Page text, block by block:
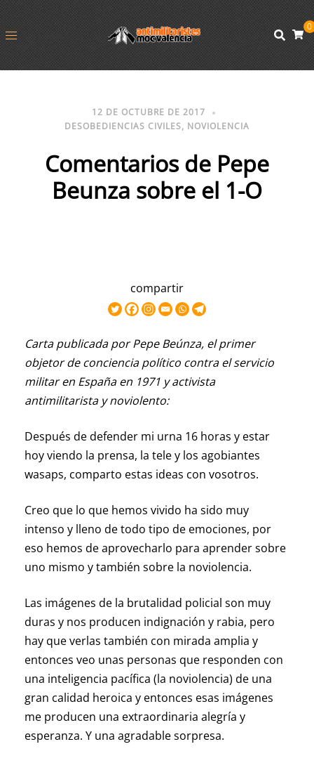
0
12 DE OCTUBRE DE 2017
DESOBEDIENCIAS CIVILES, NOVIOLENCIA
Comentarios de Pepe
Beunza sobre el 1-O
compartir
Carta publicada por Pepe Beúnza, el primer
objetor de conciencia político contra el servicio
militar en España en 1971 y activista
antimilitarista y noviolento:
Después de defender mi urna 16 horas y estar
hoy viendo la prensa, la tele y los agobiantes
wasaps, comparto estas ideas con vosotros.
Creo que lo que hemos vivido ha sido muy
intenso y lleno de todo tipo de emociones, por
eso hemos de aprovecharlo para aprender sobre
uno mismo y también sobre la noviolencia.
Las imágenes de la brutalidad policial son muy
duras y nos producen indignación y rabia, pero
hay que verlas también con mirada amplia y
entonces veo unas personas que responden con
una inteligencia pacífica (la noviolencia) de una
gran calidad heroica y entonces esas imágenes
me producen una extraordinaria alegría y
esperanza. Y una agradable sorpresa.